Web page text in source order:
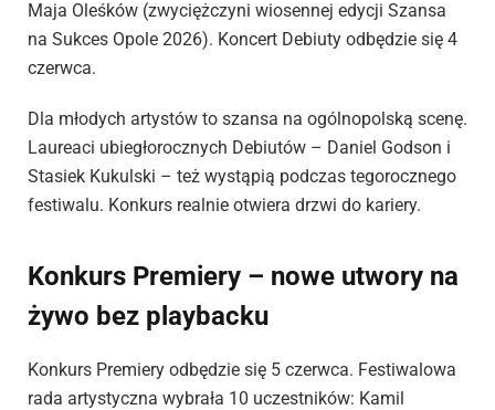
Maja Oleśków (zwyciężczyni wiosennej edycji Szansa
na Sukces Opole 2026). Koncert Debiuty odbędzie się 4
czerwca.
Dla młodych artystów to szansa na ogólnopolską scenę.
Laureaci ubiegłorocznych Debiutów – Daniel Godson i
Stasiek Kukulski – też wystąpią podczas tegorocznego
festiwalu. Konkurs realnie otwiera drzwi do kariery.
Konkurs Premiery – nowe utwory na
żywo bez playbacku
Konkurs Premiery odbędzie się 5 czerwca. Festiwalowa
rada artystyczna wybrała 10 uczestników: Kamil